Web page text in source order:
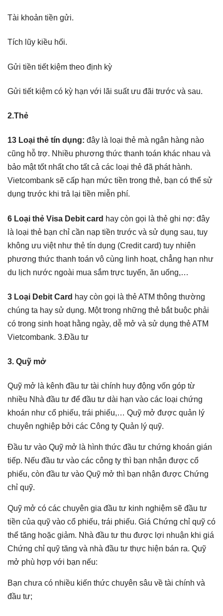
Tài khoản tiền gửi.
Tích lũy kiều hối.
Gửi tiền tiết kiệm theo định kỳ
Gửi tiết kiệm có kỳ hạn với lãi suất ưu đãi trước và sau.
2.Thẻ
13 Loại thẻ tín dụng: đây là loại thẻ mà ngân hàng nào
cũng hỗ trợ. Nhiều phương thức thanh toán khác nhau và
bảo mật tốt nhất cho tất cả các loại thẻ đã phát hành.
Vietcombank sẽ cấp hạn mức tiền trong thẻ, bạn có thể sử
dụng trước khi trả lại tiền miễn phí.
6 Loại thẻ Visa Debit card hay còn gọi là thẻ ghi nợ: đây
là loại thẻ bạn chỉ cần nạp tiền trước và sử dụng sau, tuy
không ưu việt như thẻ tín dụng (Credit card) tuy nhiên
phương thức thanh toán vô cùng linh hoạt, chẳng hạn như
du lịch nước ngoài mua sắm trực tuyến, ăn uống,…
3 Loại Debit Card hay còn gọi là thẻ ATM thông thường
chúng ta hay sử dụng. Một trong những thẻ bắt buộc phải
có trong sinh hoạt hằng ngày, dễ mở và sử dụng thẻ ATM
Vietcombank. 3.Đầu tư
3. Quỹ mở
Quỹ mở là kênh đầu tư tài chính huy động vốn góp từ
nhiều Nhà đầu tư để đầu tư dài hạn vào các loại chứng
khoán như cổ phiếu, trái phiếu,… Quỹ mở được quản lý
chuyên nghiệp bởi các Công ty Quản lý quỹ.
Đầu tư vào Quỹ mở là hình thức đầu tư chứng khoán gián
tiếp. Nếu đầu tư vào các công ty thì bạn nhận được cổ
phiếu, còn đầu tư vào Quỹ mở thì bạn nhận được Chứng
chỉ quỹ.
Quỹ mở có các chuyên gia đầu tư kinh nghiệm sẽ đầu tư
tiền của quỹ vào cổ phiếu, trái phiếu. Giá Chứng chỉ quỹ có
thể tăng hoặc giảm. Nhà đầu tư thu được lợi nhuận khi giá
Chứng chỉ quỹ tăng và nhà đầu tư thực hiện bán ra. Quỹ
mở phù hợp với bạn nếu:
Bạn chưa có nhiều kiến thức chuyên sâu về tài chính và
đầu tư;